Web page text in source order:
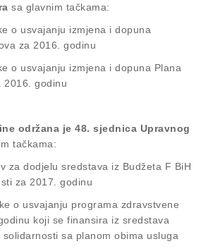
sa glavnim tačkama:
o usvajanju izmjena i dopuna
za 2016. godinu
o usvajanju izmjena i dopuna Plana
2016. godinu
održana je 48. sjednica Upravnog
tačkama:
za dodjelu sredstava iz Budžeta F BiH
za 2017. godinu
o usvajanju programa zdravstvene
koji se finansira iz sredstava
sa planom obima usluga